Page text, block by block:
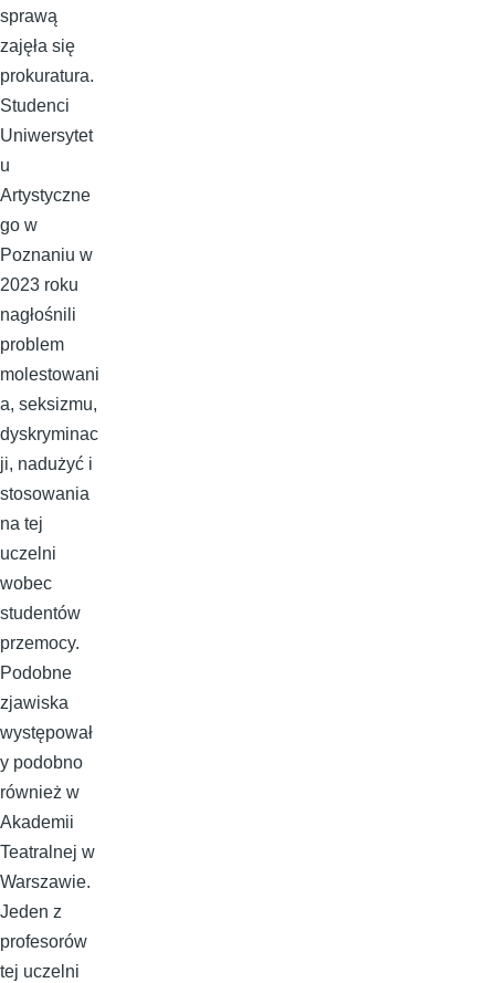
sprawą
zajęła się
prokuratura.
Studenci
Uniwersytet
u
Artystyczne
go w
Poznaniu w
2023 roku
nagłośnili
problem
molestowani
a, seksizmu,
dyskryminac
ji, nadużyć i
stosowania
na tej
uczelni
wobec
studentów
przemocy.
Podobne
zjawiska
występował
y podobno
również w
Akademii
Teatralnej w
Warszawie.
Jeden z
profesorów
tej uczelni